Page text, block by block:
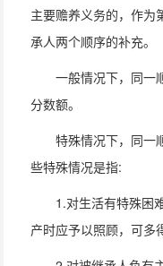
主要赡养义务的，作为
承人两个顺序的补充。
一般情况下，同一
分数额。
特殊情况下，同一
些特殊情况是指:
1.对生活有特殊困难
产时应予以照顾，可多